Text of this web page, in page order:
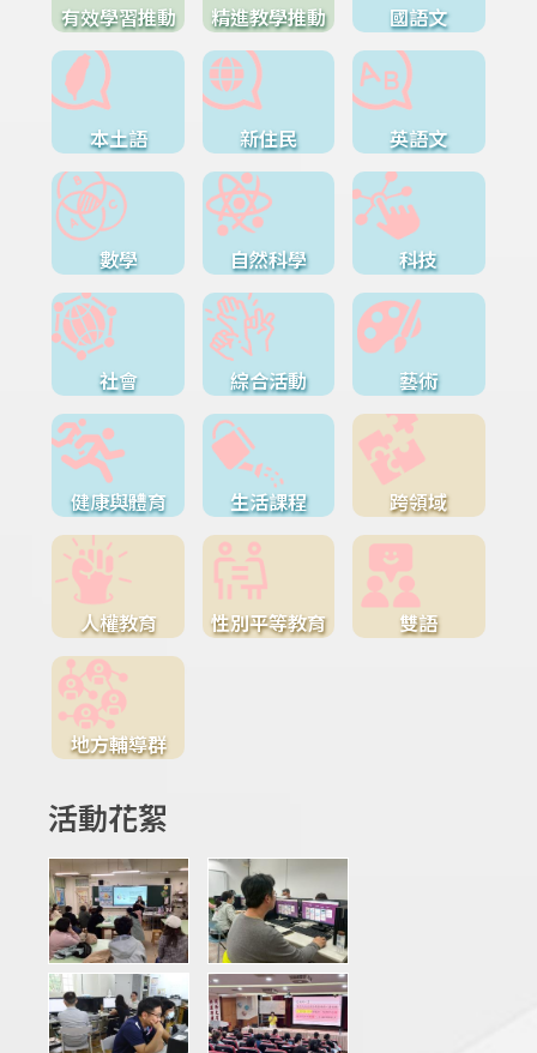
有效學習推動 精進教學推動 國語文
本土語 新住民 英語文
數學 自然科學 科技
社會 綜合活動 藝術
健康與體育 生活課程 跨領域
人權教育 性別平等教育 雙語
地方輔導群
活動花絮